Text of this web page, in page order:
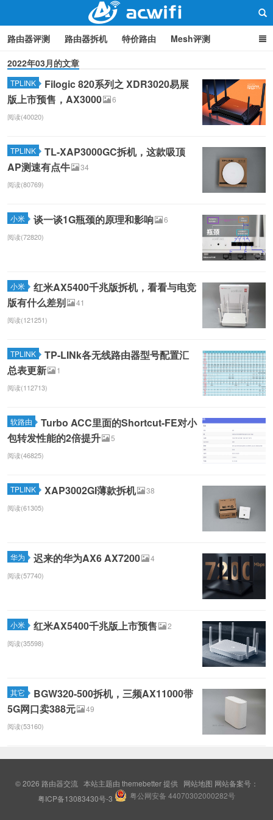
路由器交流
路由器评测 路由器拆机 特价路由 Mesh评测
路由器设置 软路由
中继/桥接 WIFI周边产品 光猫 疑问集 关于本站
2022年03月的文章
TPLINK
Filogic 820系列之 XDR3020易展
版上市预售，AX3000
6
阅读(40020)
TPLINK
TL-XAP3000GC拆机，这款吸顶
AP测速有点牛
34
阅读(80769)
小米 谈一谈1G瓶颈的原理和影响 6
阅读(72820)
小米
红米AX5400千兆版拆机，看看与电竞
版有什么差别
41
阅读(121251)
TPLINK
TP-LINk各无线路由器型号配置汇
总表更新
1
阅读(112713)
软路由
Turbo ACC里面的Shortcut-FE对小
包转发性能的2倍提升
5
阅读(46825)
TPLINK XAP3002GI薄款拆机 38
阅读(61305)
华为 迟来的华为AX6 AX7200 4
阅读(57740)
小米 红米AX5400千兆版上市预售 2
阅读(35598)
其它
BGW320-500拆机，三频AX11000带
5G网口卖388元
49
阅读(53160)
© 2026 路由器交流 本站主题由 themebetter提供 网站地图 网站备案号：
粤ICP备13083430号-3
粤公网安备 44070302000282号